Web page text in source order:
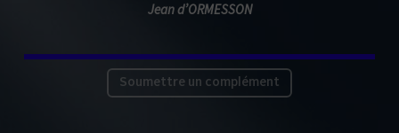
Jean d’ORMESSON
Soumettre un complément